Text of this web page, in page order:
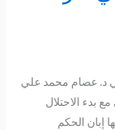
د. عصام محمد علي
بدء الاحتلال
إبان الحكم